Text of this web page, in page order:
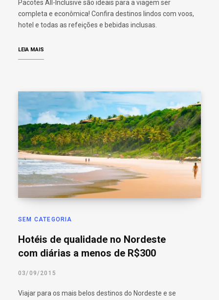
Pacotes All-Inclusive são ideais para a viagem ser
completa e econômica! Confira destinos lindos com voos,
hotel e todas as refeições e bebidas inclusas.
LEIA MAIS
SEM CATEGORIA
Hotéis de qualidade no Nordeste
com diárias a menos de R$300
03/09/2015
Viajar para os mais belos destinos do Nordeste e se